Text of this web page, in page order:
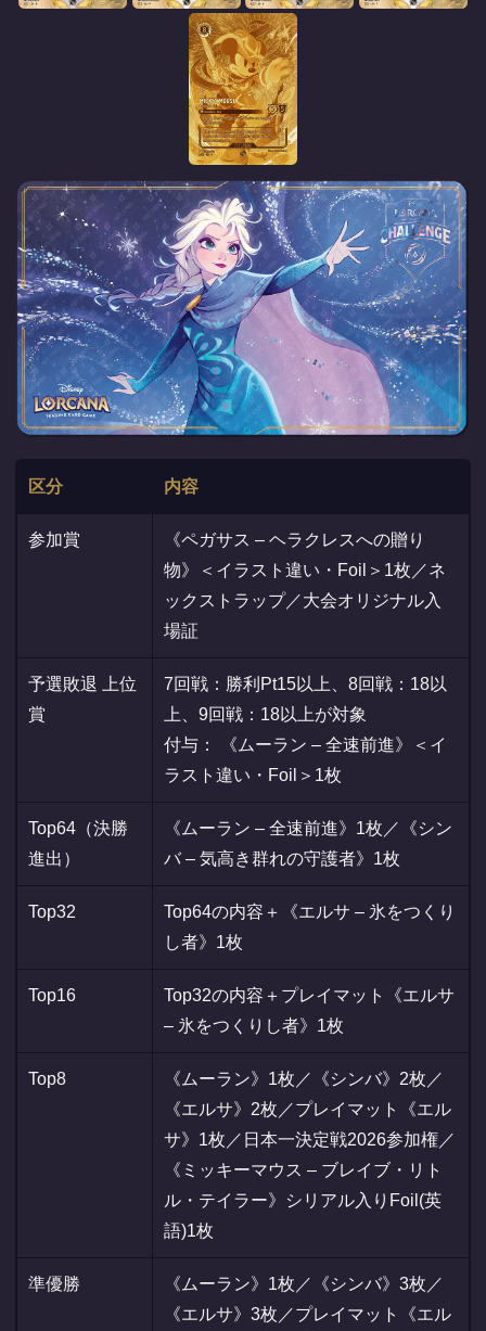
区分 内容
参加賞
《ペガサス – ヘラクレスへの贈り
物》＜イラスト違い・Foil＞1枚／ネ
ックストラップ／大会オリジナル入
場証
予選敗退 上位
賞
7回戦：勝利Pt15以上、8回戦：18以
上、9回戦：18以上が対象
付与： 《ムーラン – 全速前進》＜イ
ラスト違い・Foil＞1枚
Top64（決勝
進出）
《ムーラン – 全速前進》1枚／《シン
バ – 気高き群れの守護者》1枚
Top32
Top64の内容＋《エルサ – 氷をつくり
し者》1枚
Top16
Top32の内容＋プレイマット《エルサ
– 氷をつくりし者》1枚
Top8
《ムーラン》1枚／《シンバ》2枚／
《エルサ》2枚／プレイマット《エル
サ》1枚／日本一決定戦2026参加権／
《ミッキーマウス – ブレイブ・リト
ル・テイラー》シリアル入りFoil(英
語)1枚
準優勝
《ムーラン》1枚／《シンバ》3枚／
《エルサ》3枚／プレイマット《エル